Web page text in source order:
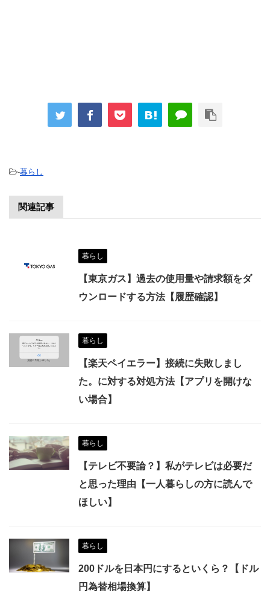
-暮らし
関連記事
暮らし
【東京ガス】過去の使用量や請求額をダ
ウンロードする方法【履歴確認】
暮らし
【楽天ペイエラー】接続に失敗しまし
た。に対する対処方法【アプリを開けな
い場合】
暮らし
【テレビ不要論？】私がテレビは必要だ
と思った理由【一人暮らしの方に読んで
ほしい】
暮らし
200ドルを日本円にするといくら？【ドル
円為替相場換算】